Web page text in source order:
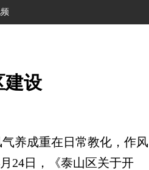
建设
养成重在日常教化，作风
24日，《泰山区关于开